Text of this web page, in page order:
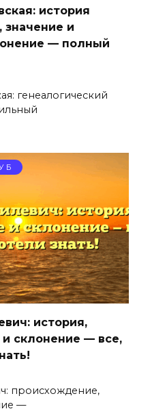
история
значение и
— полный
генеалогический
Б
история,
склонение — все,
происхождение,
—